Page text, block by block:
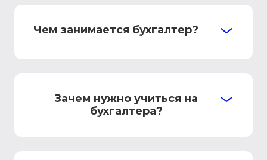
Чем занимается бухгалтер?
Зачем нужно учиться на
бухгалтера?